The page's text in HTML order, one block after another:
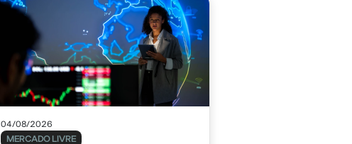
04/08/2026
MERCADO LIVRE